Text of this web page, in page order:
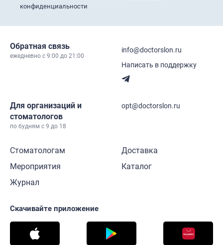
конфиденциальности
Обратная связь
ежедневно c 9:00 до 21:00
info@doctorslon.ru
Написать в поддержку
Для организаций и
стоматологов
по будням с 9 до 18
opt@doctorslon.ru
Стоматологам
Мероприятия
Журнал
Доставка
Каталог
Скачивайте приложение